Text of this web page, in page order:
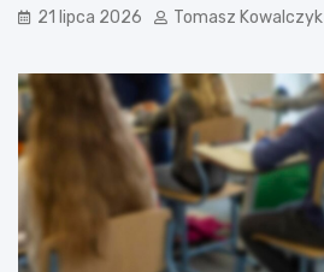
21 lipca 2026 Tomasz Kowalczyk